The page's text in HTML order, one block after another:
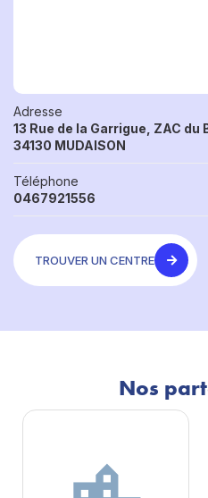
Adresse
13 Rue de la Garrigue, ZAC du
34130 MUDAISON
Téléphone
0467921556
TROUVER UN CENTRE
Nos